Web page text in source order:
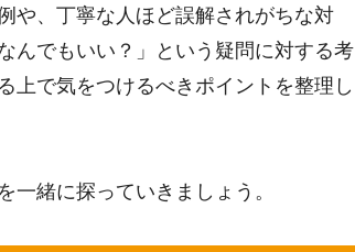
や、丁寧な人ほど誤解されがちな対
んでもいい？」という疑問に対する考
上で気をつけるべきポイントを整理し
緒に探っていきましょう。